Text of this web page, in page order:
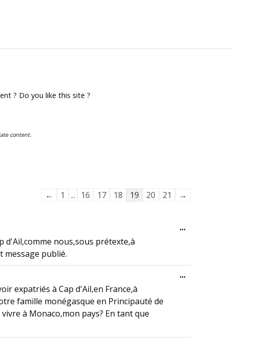
? Do you like this site ?
content.
Guestbook list navigation
← 1 ... 16 17 18 19 20 21
→
d'Ail,comme nous,sous prétexte,à
message publié.
...Toggle this metabox.
expatriés à Cap d'Ail,en France,à
famille monégasque en Principauté de
à Monaco,mon pays? En tant que
...Toggle this metabox.